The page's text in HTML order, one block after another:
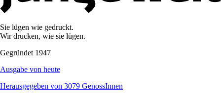
Sie lügen wie gedruckt.
Wir drucken, wie sie lügen.
Gegründet 1947
Ausgabe von heute
Herausgegeben von 3079 GenossInnen